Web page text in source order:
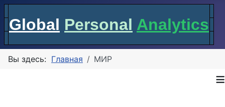
Global Personal Analytics
Вы здесь: Главная МИР
≡